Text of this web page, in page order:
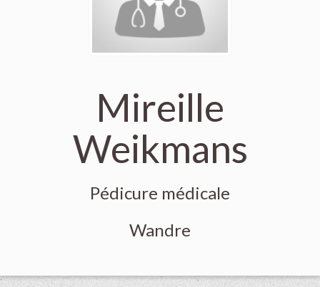
Mireille
Weikmans
Pédicure médicale
Wandre